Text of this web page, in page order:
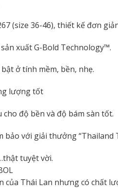
(size 36-46), thiết kế đơn
xuất G-Bold Technology™.
ở tính mềm, bền, nhẹ.
lượng tốt
độ bền và độ bám sàn tốt.
bảo với giải thưởng “Thailand
tuyệt vời.
của Thái Lan nhưng có chất